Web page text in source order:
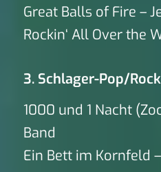
Great Balls of Fire –
Rockin‘ All Over the
3. Schlager-Pop/
1000 und 1 Nacht
Band
Ein Bett im Kornfeld